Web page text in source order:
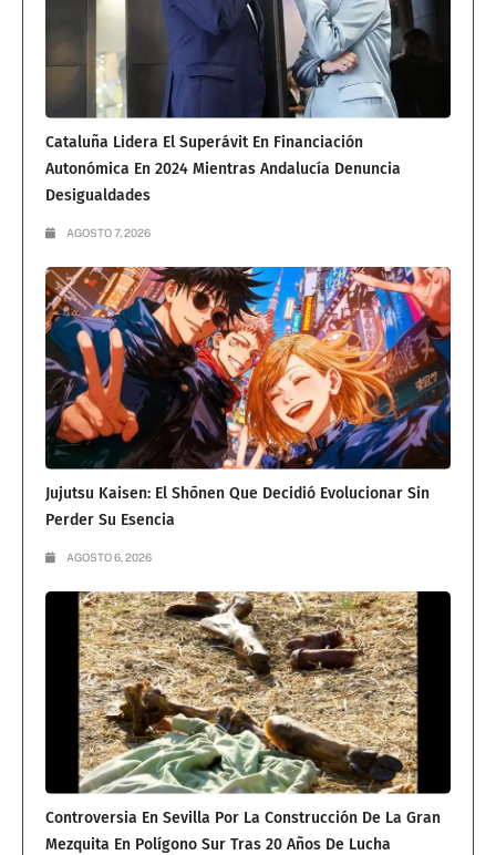
Cataluña Lidera El Superávit En Financiación
Autonómica En 2024 Mientras Andalucía Denuncia
Desigualdades
AGOSTO 7, 2026
Jujutsu Kaisen: El Shōnen Que Decidió Evolucionar Sin
Perder Su Esencia
AGOSTO 6, 2026
Controversia En Sevilla Por La Construcción De La Gran
Mezquita En Polígono Sur Tras 20 Años De Lucha